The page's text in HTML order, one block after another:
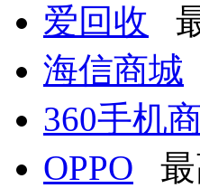
爱回收
海信商城
360手机
OPPO 最